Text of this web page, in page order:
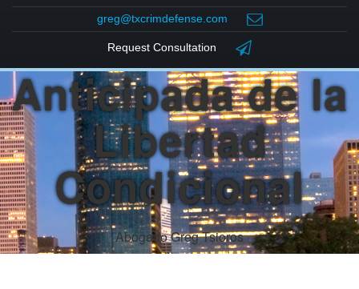
greg@txcrimdefense.com
Request Consultation
Terminación
Anticipada de la
Libertad
Condicional
Abogado Greg Tsioros